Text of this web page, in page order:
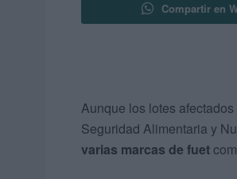
Compartir en
Aunque los lotes
Seguridad Alimentaria y
varias marcas de fuet